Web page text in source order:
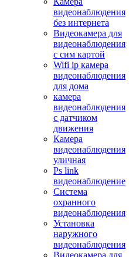
видеонаблюдения
без интернета
Видеокамера для
видеонаблюдения
с сим картой
Wifi ip камера
видеонаблюдения
для дома
камера
видеонаблюдения
с датчиком
движения
Камера
видеонаблюдения
уличная
Ps link
видеонаблюдение
Система
охранного
видеонаблюдения
Установка
наружного
видеонаблюдения
Видеокамера для